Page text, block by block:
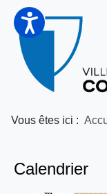
Vous êtes ici :
Calendrier